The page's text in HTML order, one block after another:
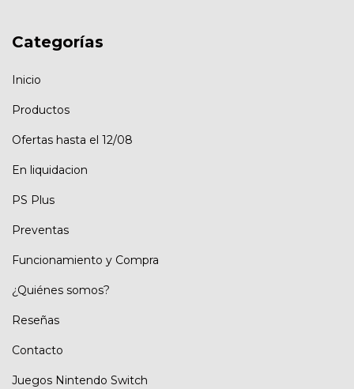
Categorías
Inicio
Productos
Ofertas hasta el 12/08
En liquidacion
PS Plus
Preventas
Funcionamiento y Compra
¿Quiénes somos?
Reseñas
Contacto
Juegos Nintendo Switch